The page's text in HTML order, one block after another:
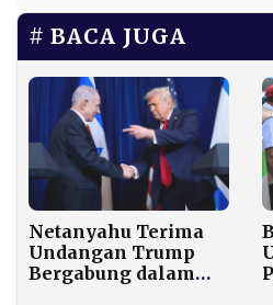
BACA JUGA
Netanyahu Terima
Undangan Trump
Bergabung dalam